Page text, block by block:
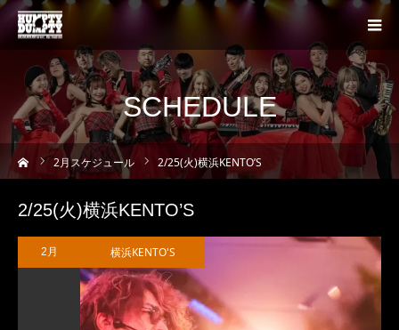
SCHEDULE
ム 2月スケジュール 2/25(火)横浜KENTO’S
2/25(火)横浜KENTO’S
2月 横浜KENTO'S